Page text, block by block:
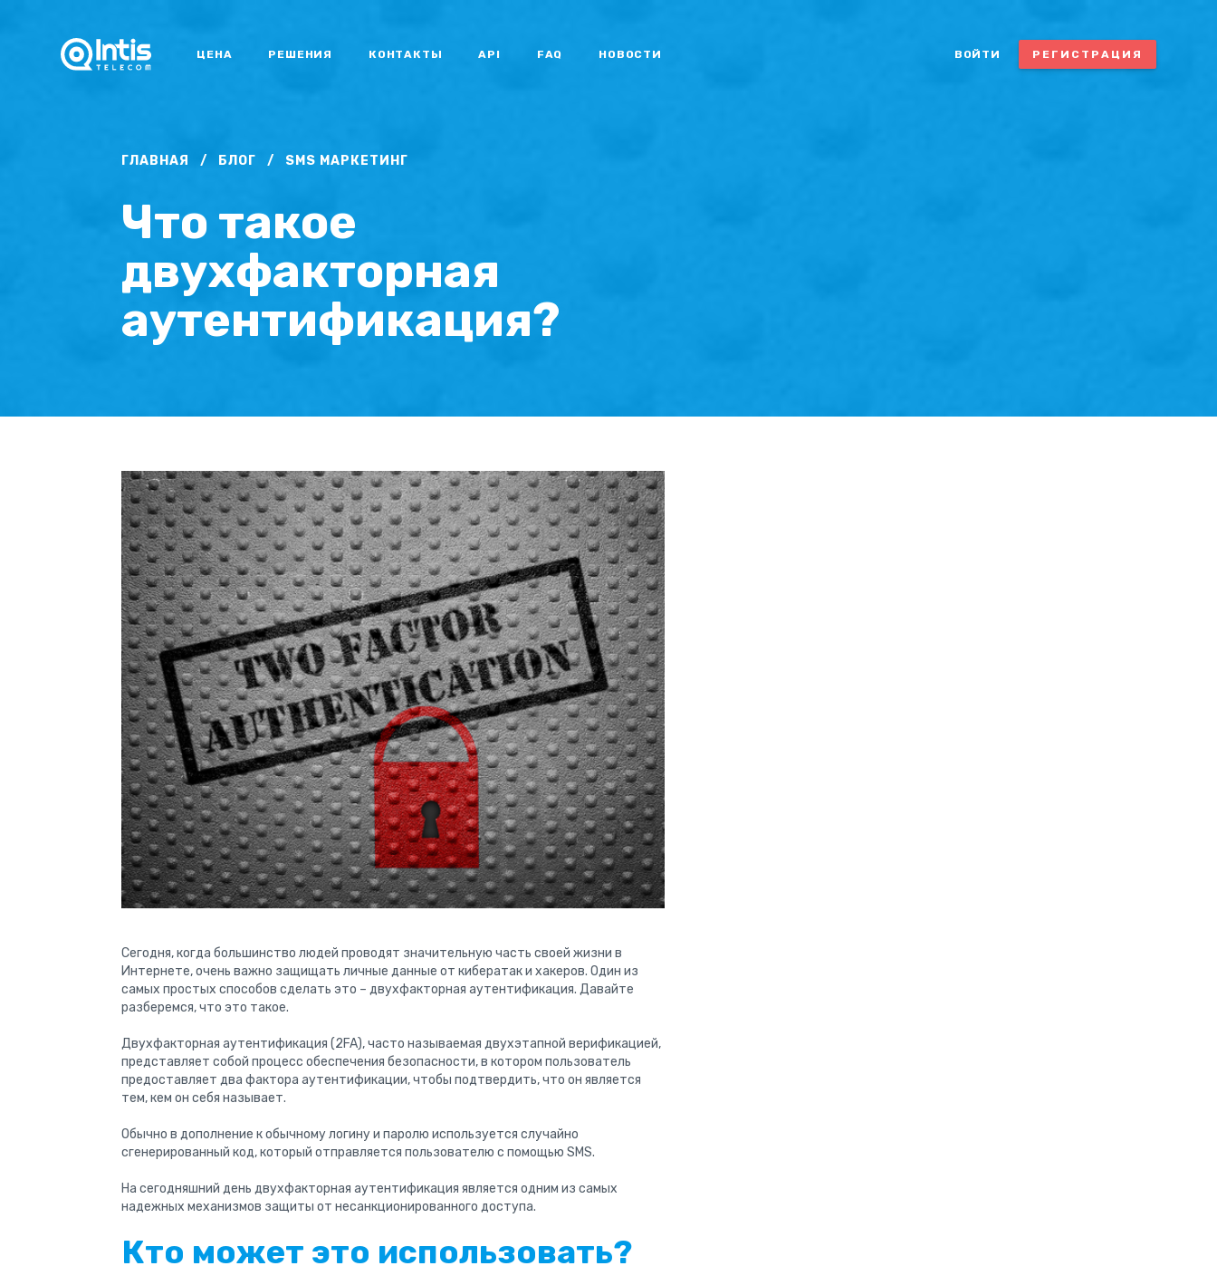
ЦЕНА РЕШЕНИЯ КОНТАКТЫ API FAQ НОВОСТИ ВОЙТИ РЕГИСТРАЦИЯ
ГЛАВНАЯ / БЛОГ / SMS МАРКЕТИНГ
Что такое
двухфакторная
аутентификация?
Сегодня, когда большинство людей проводят значительную часть своей жизни в
Интернете, очень важно защищать личные данные от кибератак и хакеров. Один из
самых простых способов сделать это – двухфакторная аутентификация. Давайте
разберемся, что это такое.
Двухфакторная аутентификация (2FA), часто называемая двухэтапной верификацией,
представляет собой процесс обеспечения безопасности, в котором пользователь
предоставляет два фактора аутентификации, чтобы подтвердить, что он является
тем, кем он себя называет.
Обычно в дополнение к обычному логину и паролю используется случайно
сгенерированный код, который отправляется пользователю с помощью SMS.
На сегодняшний день двухфакторная аутентификация является одним из самых
надежных механизмов защиты от несанкционированного доступа.
Кто может это использовать?